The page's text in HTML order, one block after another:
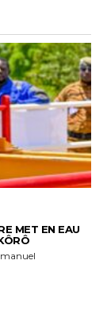
MET EN EAU